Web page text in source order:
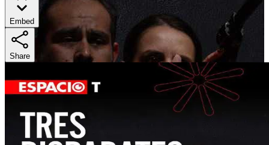
Embed
Share